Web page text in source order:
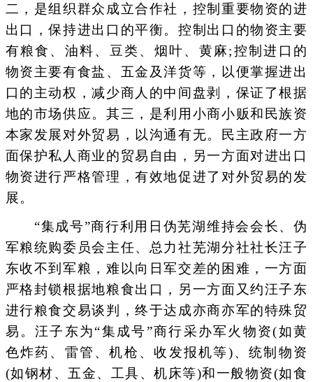
二，是组织群众成立合作社，控制重要物资的进
出口，保持进出口的平衡。控制出口的物资主要
有粮食、油料、豆类、烟叶、黄麻;控制进口的
物资主要有食盐、五金及洋货等，以便掌握进出
口的主动权，减少商人的中间盘剥，保证了根据
地的市场供应。其三，是利用小商小贩和民族资
本家发展对外贸易，以沟通有无。民主政府一方
面保护私人商业的贸易自由，另一方面对进出口
物资进行严格管理，有效地促进了对外贸易的发
展。
“集成号”商行利用日伪芜湖维持会会长、伪
军粮统购委员会主任、总力社芜湖分社社长汪子
东收不到军粮，难以向日军交差的困难，一方面
严格封锁根据地粮食出口，另一方面又约汪子东
进行粮食交易谈判，终于达成亦商亦军的特殊贸
易。汪子东为“集成号”商行采办军火物资(如黄
色炸药、雷管、机枪、收发报机等)、统制物资
(如钢材、五金、工具、机床等)和一般物资(如食